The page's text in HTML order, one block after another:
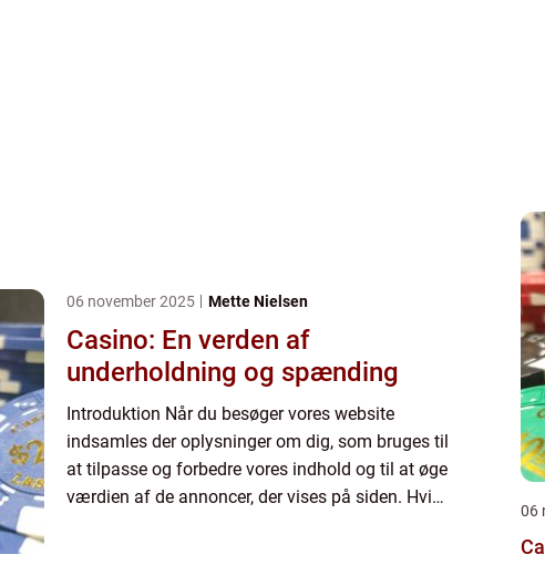
06 november 2025 Mette Nielsen
Casino: En verden af
underholdning og spænding
Introduktion Når du besøger vores website
indsamles der oplysninger om dig, som bruges til
at tilpasse og forbedre vores indhold og til at øge
værdien af de annoncer, der vises på siden. Hvis
06